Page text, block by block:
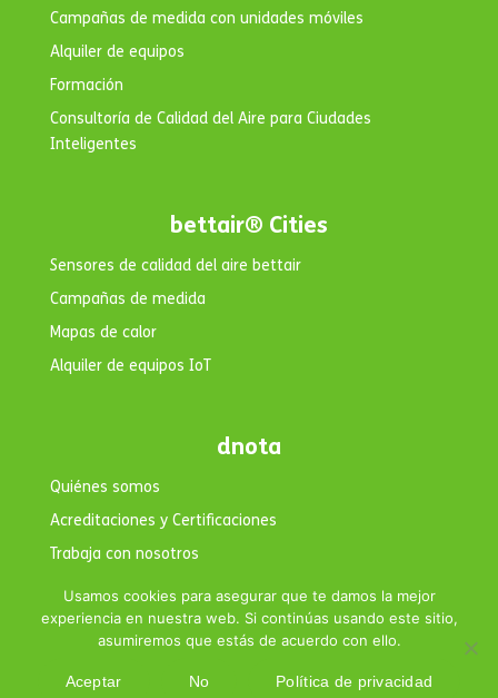
Campañas de medida con unidades móviles
Alquiler de equipos
Formación
Consultoría de Calidad del Aire para Ciudades
Inteligentes
bettair® Cities
Sensores de calidad del aire bettair
Campañas de medida
Mapas de calor
Alquiler de equipos IoT
dnota
Quiénes somos
Acreditaciones y Certificaciones
Trabaja con nosotros
Contacto
Usamos cookies para asegurar que te damos la mejor
experiencia en nuestra web. Si continúas usando este sitio,
asumiremos que estás de acuerdo con ello.
Aceptar No Política de privacidad